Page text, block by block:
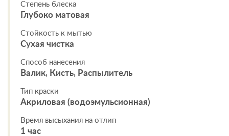
Степень блеска
Глубоко матовая
Стойкость к мытью
Сухая чистка
Способ нанесения
Валик, Кисть, Распылитель
Тип краски
Акриловая (водоэмульсионная)
Время высыхания на отлип
1 час